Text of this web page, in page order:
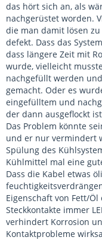
das hört sich an, als
nachgerüstet worden.
die man damit lösen
defekt. Dass das
dass längere Zeit mit
wurde, vielleicht
nachgefüllt werden
gemacht. Oder es
eingefülltem und
der dann ausgeflockt
Das Problem könnte
und er nur vermindert
Spülung des
Kühlmittel mal eine
Dass die Kabel etwas
Eigenschaft von Fett/
Steckkontakte immer
verhindert Korrosion
Kontaktprobleme